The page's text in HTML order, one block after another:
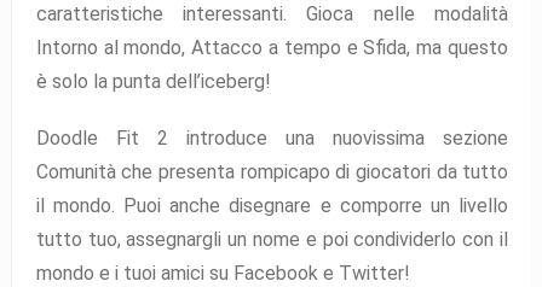
caratteristiche interessanti. Gioca nelle modalità
Intorno al mondo, Attacco a tempo e Sfida, ma questo
è solo la punta dell’iceberg!
Doodle Fit 2 introduce una nuovissima sezione
Comunità che presenta rompicapo di giocatori da tutto
il mondo. Puoi anche disegnare e comporre un livello
tutto tuo, assegnargli un nome e poi condividerlo con il
mondo e i tuoi amici su Facebook e Twitter!